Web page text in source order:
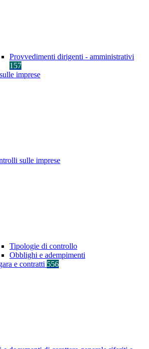
Provvedimenti dirigenti - amministrativi
157
imprese
sulle imprese
Tipologie di controllo
Obblighi e adempimenti
e contratti 556